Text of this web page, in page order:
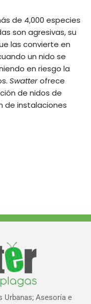
de 4,000 especies
son agresivas, su
las convierte en
un nido se
en riesgo la
Swatterofrece
de nidos de
de instalaciones
Urbanas; Asesoría e